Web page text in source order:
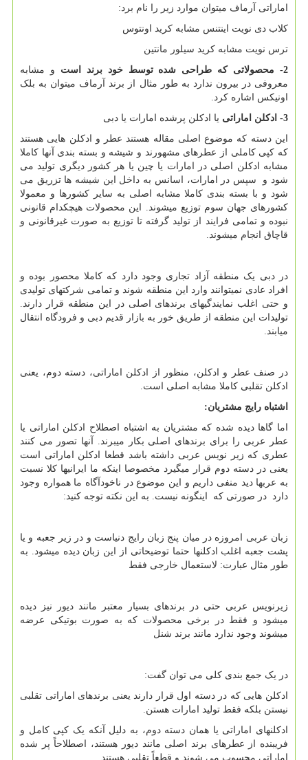
اماراتی آرماف میتوان موارد زیر را نام برد:
کلاب دی نویت اینتنس مشابه کرید اونتوس
ترس نویت مشابه کرید سیلور مانتین
2- محصولاتی که طراحی شده توسط خود برند است
و مشابه
معروفی در بیرون ندارد به طور مثال از برند آرماف میتوان به بلک
اونیکس اشاره کرد.
3- ادکلن اماراتی
یا ادکلن پرشده امارات یا دبی
این دسته که موضوع اصلی مقاله هستند عطر و ادکلن هایی هستند
که کپی کاملی از عطرهای مشهورند و شیشه و بسته بندی آنها کاملا
مشابه ادکلن اصلی در امارات یا چین یا هر کشور دیگری تولید می
شود و سپس در امارات، اسانس به داخل این شیشه ها تزریق می
شود و با بسته بندی کاملا مشابه اصلی به سایر کشورها و معمولا
کشورهای جهان سوم توزیع میشوند. این محصولات هیچکدام قانونی
نبوده و تمامی فرایند از تولید گرفته تا توزیع به صورت غیرقانونی و
قاچاق انجام میشوند.
در دبی یک منطقه آزاد تجاری وجود دارد که کاملا محصور بوده و
افراد عادی نمیتوانند وارد این منطقه شوند و تمامی شرکتهای تولیدی
و حتی اغلب نمایندگیهای برندهای اصلی در این منطقه قرار دارند.
تولیدات این منطقه از طریق خور به بازار قدیم دبی و فرودگاه انتقال
میابند.
در صنف عطر و ادکلن، منظور از ادکلن اماراتی، دسته دوم، یعنی
ادکلن تقلبی کاملا مشابه اصلی است.
اشتباه رایج مشتریان:
اما گاها دیده شده که مشتریان به اشتباه اصطلاح ادکلن اماراتی یا
عطر عربی را برای برندهای اصلی بکار میبرند. آنها تصور می کنند
عطری که زیر نویس عربی داشته باشد قطعا ادکلن اماراتی است
یعنی در دسته دوم قرار میگیرد مخصوصا اینکه ما ایرانیها کلا نسبت
به عربها دید منفی داریم و این موضوع در ناخودآگاه ما همواره وجود
دارد در صورتی که اینگونه نیست. به این نکته توجه کنید:
زبان عربی امروزه در میان پنج زبان رایج دنیاست و در زیر جعبه و یا
پشت جعبه اغلب ادکلنها حتما توضیحاتی از این زبان دیده میشود. به
طور مثال عبارت: لاستعمال خارجی فقط
زیرنویس عربی حتی در برندهای بسیار معتبر مانند دیور نیز دیده
میشود و فقط در برخی محصولات که به صورت بوتیکی عرضه
میشوند وجود ندارد مانند برند شنل
در یک جمع بندی کلی می توان گفت:
ادکلن هایی که در دسته اول قرار دارند یعنی برندهای اماراتی تقلبی
نیستن بلکه فقط تولید امارات هستن.
ادکلنهای اماراتی یا همان دسته دوم، به دلیل آنکه یک کپی کامل و
فریبنده از عطرهای برند اصلی مانند دیور هستند، اصطلاحاً پر شده
اماراتی محسوب می شوند و قطعاً تقلبی هستند.